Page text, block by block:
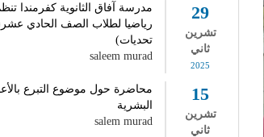
29
تشرين
ثاني
2025
مدرسة آفاق الثانوية كفرمندا
رياضيا لطلاب الصف الحادي
تحديات)
saleem murad
15
تشرين
ثاني
محاضرة حول موضوع التبرع
البشرية
salem murad